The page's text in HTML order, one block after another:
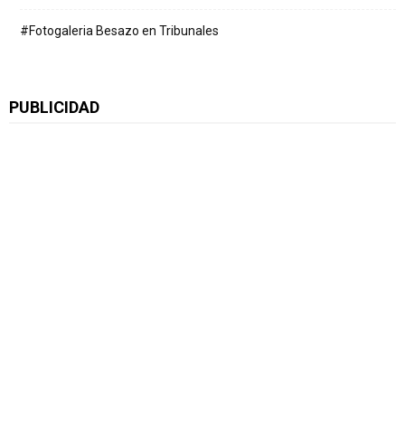
#Fotogaleria Besazo en Tribunales
PUBLICIDAD